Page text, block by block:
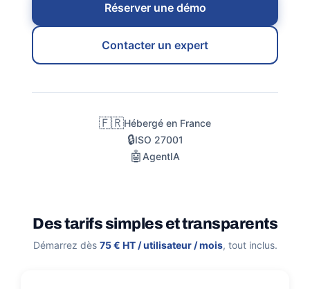
Réserver une démo
Contacter un expert
🇫🇷Hébergé en France
🔒ISO 27001
🤖 AgentIA
Des tarifs simples et transparents
Démarrez dès 75 € HT/ utilisateur / mois, tout inclus.